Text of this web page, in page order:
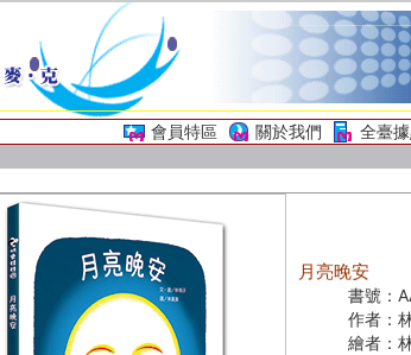
會員特區 關於我們 全臺
月亮晚安
書號：
作者：
繪者：